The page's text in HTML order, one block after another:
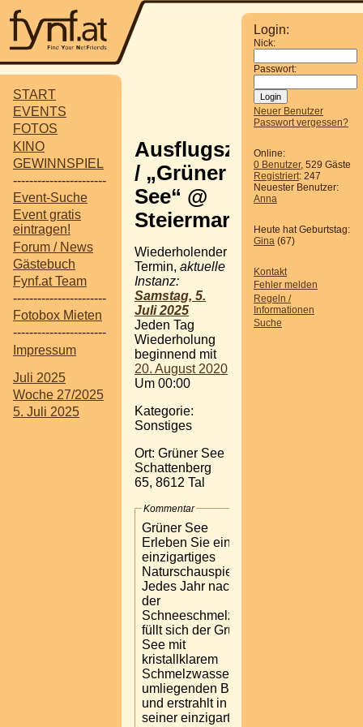
START
EVENTS
FOTOS
KINO
GEWINNSPIEL
-----------------------
Event-Suche
Event gratis
eintragen!
Forum / News
Gästebuch
Fynf.at Team
-----------------------
Fotobox Mieten
-----------------------
Impressum
Juli 2025
Woche 27/2025
5. Juli 2025
Login:
Nick:
Passwort:
Neuer Benutzer
Passwort vergessen?
Online:
0 Benutzer, 529 Gäste
Registriert: 247
Neuester Benutzer:
Anna
Heute hat Geburtstag:
Gina (67)
Kontakt
Fehler melden
Regeln /
Informationen
Suche
Ausflugsziel
/ „Grüner
See“ @
Steiermark
Wiederholender
Termin, aktuelle
Instanz:
Samstag, 5.
Juli 2025
Jeden Tag
Wiederholung
beginnend mit
20. August 2020
Um 00:00
Kategorie:
Sonstiges
Ort: Grüner See
Schattenberg
65, 8612 Tal
Kommentar
Grüner See
Erleben Sie ein
einzigartiges
Naturschauspiel.
Jedes Jahr nach
der
Schneeschmelze
füllt sich der Grüne
See mit
kristallklarem
Schmelzwasser der
umliegenden Berge
und erstrahlt in
seiner einzigartigen